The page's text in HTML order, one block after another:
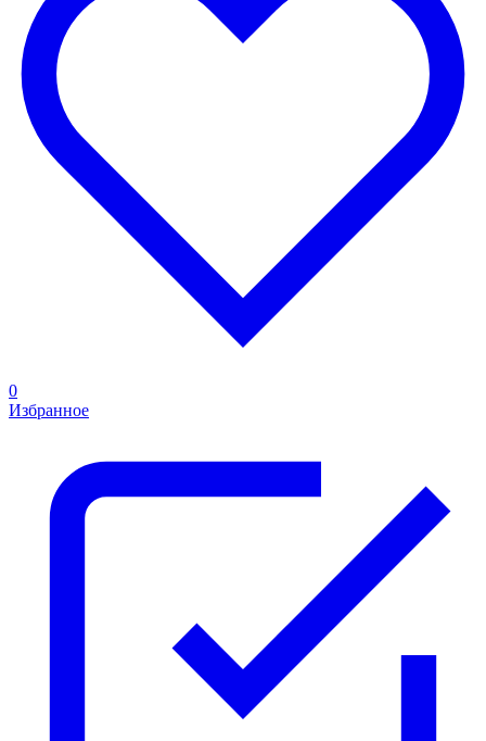
0
Избранное